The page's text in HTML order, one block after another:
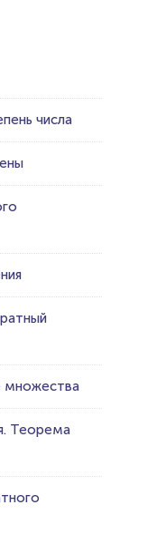
числа
множества
Теорема